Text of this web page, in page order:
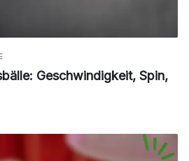
Geschwindigkeit, Spin,